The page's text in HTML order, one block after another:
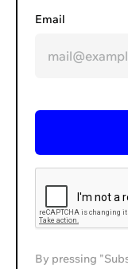
Email
By pressing